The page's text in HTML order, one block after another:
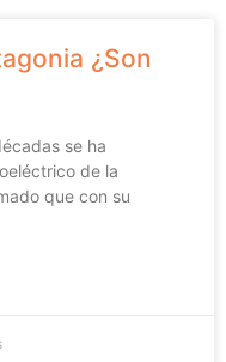
¿Son
se ha
de la
que con su